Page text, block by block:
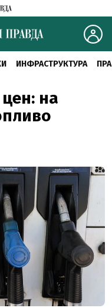
ИНФРАСТРУКТУРА
на